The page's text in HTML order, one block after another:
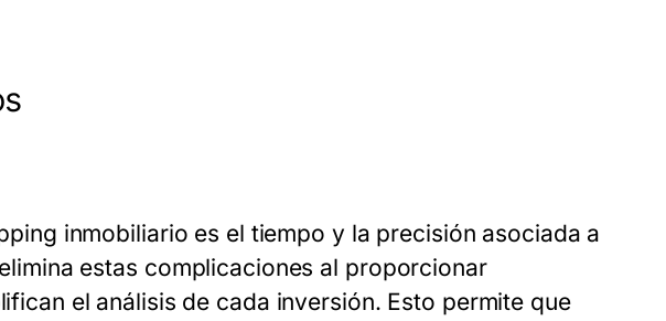
inmobiliario es el tiempo y la precisión asociada a
estas complicaciones al proporcionar
el análisis de cada inversión. Esto permite que